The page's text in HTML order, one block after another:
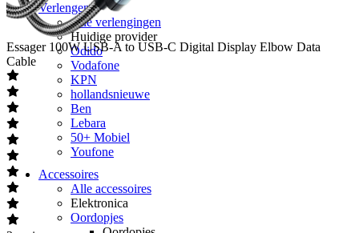
Verlengen
Alle verlengingen
Huidige provider
Odido
Vodafone
KPN
hollandsnieuwe
Ben
Lebara
50+ Mobiel
Youfone
Accessoires
Alle accessoires
Elektronica
Oordopjes
Essager 100W USB-A to USB-C Digital Display Elbow Data
Cable